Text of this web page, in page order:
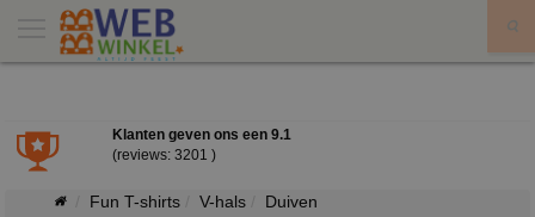
Klanten geven ons een 9.1
(reviews: 3201 )
Fun T-shirts V-hals Duiven